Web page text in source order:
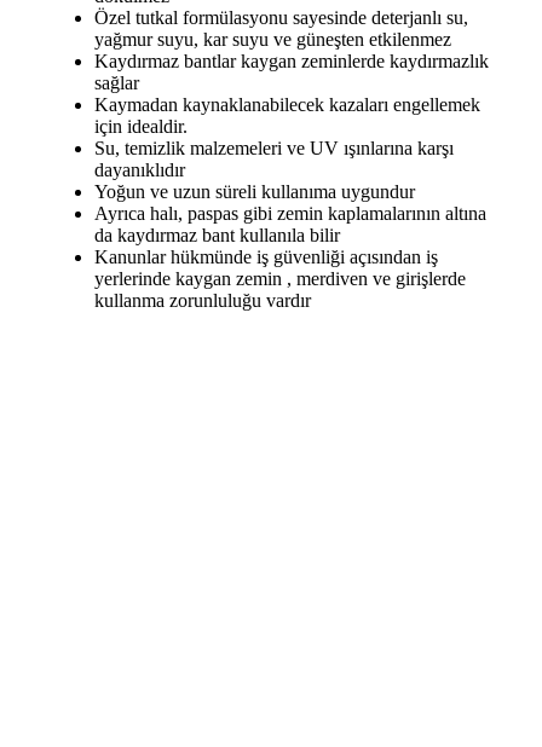
Özel tutkal formülasyonu sayesinde deterjanlı su,
yağmur suyu, kar suyu ve güneşten etkilenmez
Kaydırmaz bantlar kaygan zeminlerde kaydırmazlık
sağlar
Kaymadan kaynaklanabilecek kazaları engellemek
için idealdir.
Su, temizlik malzemeleri ve UV ışınlarına karşı
dayanıklıdır
Yoğun ve uzun süreli kullanıma uygundur
Ayrıca halı, paspas gibi zemin kaplamalarının altına
da kaydırmaz bant kullanıla bilir
Kanunlar hükmünde iş güvenliği açısından iş
yerlerinde kaygan zemin , merdiven ve girişlerde
kullanma zorunluluğu vardır